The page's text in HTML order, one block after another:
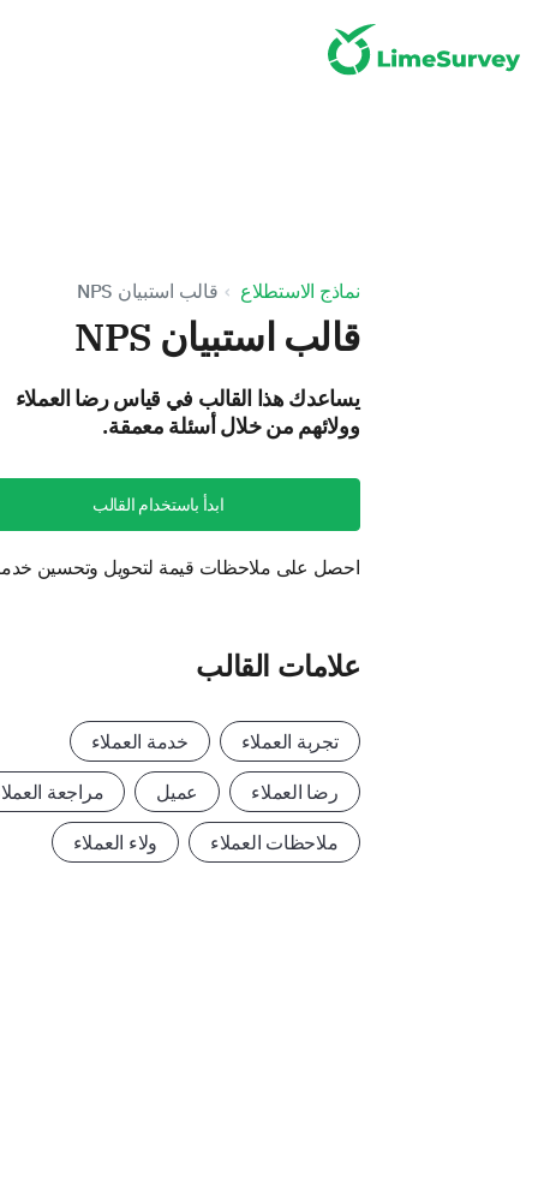
نماذج الاستطلاع قالب استبيان NPS
قالب استبيان NPS
يساعدك هذا القالب في قياس رضا العملاء
وولائهم من خلال أسئلة معمقة.
ابدأ باستخدام القالب
احصل على ملاحظات قيمة لتحويل وتحسين
علامات القالب
تجربة العملاء خدمة العملاء
رضا العملاء عميل مراجعة
ملاحظات العملاء ولاء العملاء